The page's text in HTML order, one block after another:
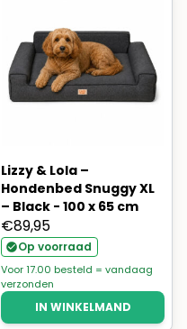
Lizzy & Lola –
Hondenbed Snuggy XL
– Black - 100 x 65 cm
€89,95
Op voorraad
Voor 17.00 besteld = vandaag
verzonden
IN WINKELMAND